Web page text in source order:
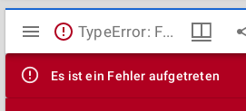
Mirador
Viewer
TypeError: Failed to fetch
Es ist ein Fehler aufgetreten